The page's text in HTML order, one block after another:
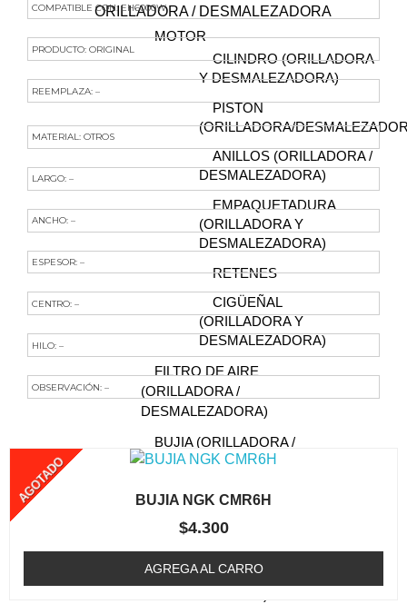
ORILLADORA / DESMALEZADORA
MOTOR
CILINDRO (ORILLADORA
Y DESMALEZADORA)
PISTON
(ORILLADORA/
ANILLOS (ORILLADORA /
DESMALEZADORA)
EMPAQUETADURA
(ORILLADORA Y
DESMALEZADORA)
RETENES
CIGÜEÑAL
(ORILLADORA Y
DESMALEZADORA)
FILTRO DE AIRE
(ORILLADORA /
DESMALEZADORA)
BUJIA (ORILLADORA /
DESMALEZADORA)
CABEZAL (TRIMMER)
CAJA DE ENGRANAJE
FILTRO DE COMBUSTIBLE
(ORILLADORA /
COMPATIBLE CON: EH6000W
PRODUCTO: ORIGINAL
REEMPLAZA: –
MATERIAL: OTROS
LARGO: –
ANCHO: –
ESPESOR: –
CENTRO: –
HILO: –
OBSERVACIÓN: –
Te Podría Interesar
BUJIA NGK CMR6H
AGOTADO
$4.300
AGREGA AL CARRO